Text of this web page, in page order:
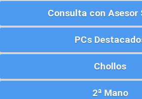
Consulta con Asesor
PCs
Chollos
2ª Mano